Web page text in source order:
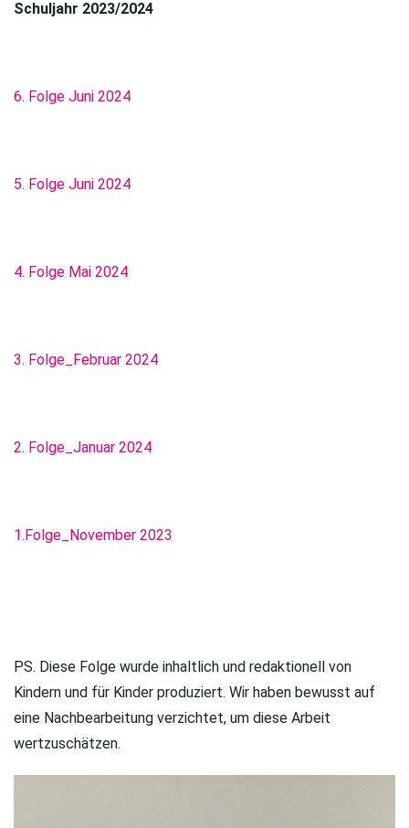
Schuljahr 2023/2024
6. Folge Juni 2024
5. Folge Juni 2024
4. Folge Mai 2024
3. Folge_Februar 2024
2. Folge_Januar 2024
1.Folge_November 2023
PS. Diese Folge wurde inhaltlich und redaktionell von
Kindern und für Kinder produziert. Wir haben bewusst auf
eine Nachbearbeitung verzichtet, um diese Arbeit
wertzuschätzen.